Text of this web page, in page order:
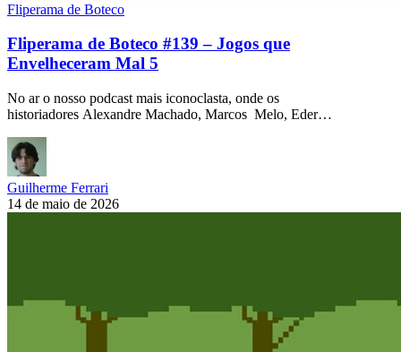
Fliperama de Boteco
Fliperama de Boteco #139 – Jogos que
Envelheceram Mal 5
No ar o nosso podcast mais iconoclasta, onde os
historiadores Alexandre Machado, Marcos Melo, Eder…
Guilherme Ferrari
14 de maio de 2026